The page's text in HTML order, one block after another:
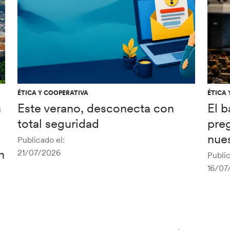
ÉTICA Y COOPERATIVA
Este verano, desconecta con
total seguridad
Publicado el:
21/07/2026
ÉTICA
El
16/